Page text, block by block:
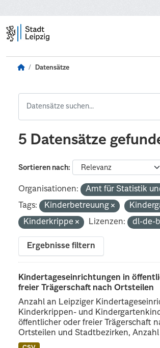
Datensätze
5 Datensätze
Sortieren nach
Organisationen:
Amt für Statistik
Tags:
Kinderbetreuung
Kinderkrippe
Lizenzen: dl-de-
Ergebnisse filtern
Kindertageseinrichtungen in
freier Trägerschaft nach Ortsteilen
Anzahl an Leipziger
Kinderkrippen- und
öffentlicher oder freier Trägerschaft
Ortsteilen und Stadtbezirken, Anzahl